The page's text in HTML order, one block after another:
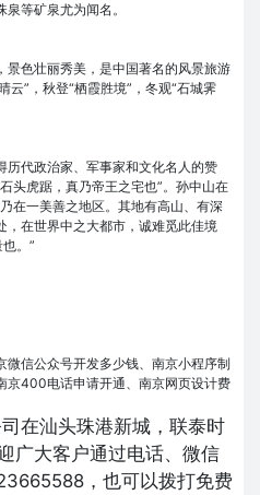
等矿泉尤为闻名。
色壮丽秀美，是中国著名的风景旅游
云”，秋登“栖霞胜境”，冬观“石城霁
代政治家、军事家和文化名人的赞
头虎踞，真乃帝王之宅也”。孙中山在
在一美善之地区。其地有高山、有深
，在世界中之大都市，诚难觅此佳境
。”
信公众号开发多少钱、南京小程序制
京400电话申请开通、南京网页设计费
在汕头珠港新城，联泰时
广大客户通过电话、微信
，也可以拨打免费